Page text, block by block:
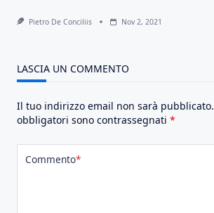
Pietro De Conciliis Nov 2, 2021
LASCIA UN COMMENTO
Il tuo indirizzo email non sarà pubblicato.
obbligatori sono contrassegnati *
Commento*